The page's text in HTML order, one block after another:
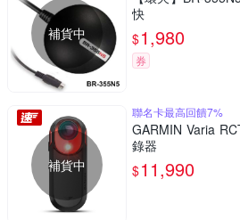
補貨中
快
$1,980
券
補貨中
聯名卡最高回饋7%
GARMIN Varia
錄器
$11,990